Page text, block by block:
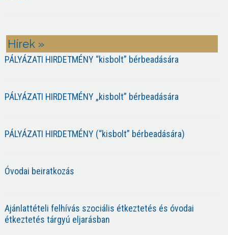
Hírek »
PÁLYÁZATI HIRDETMÉNY “kisbolt” bérbeadására
PÁLYÁZATI HIRDETMÉNY „kisbolt” bérbeadására
PÁLYÁZATI HIRDETMÉNY (“kisbolt” bérbeadására)
Óvodai beiratkozás
Ajánlattételi felhívás szociális étkeztetés és óvodai
étkeztetés tárgyú eljarásban